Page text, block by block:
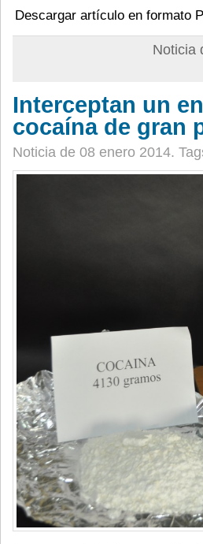
Descargar artículo en formato
Noticia
Interceptan un
cocaína de gran
Noticia de 08 enero 2014.